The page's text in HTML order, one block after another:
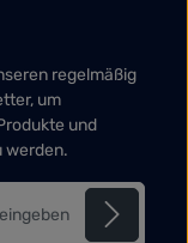
regelmäßig
um
und
werden.